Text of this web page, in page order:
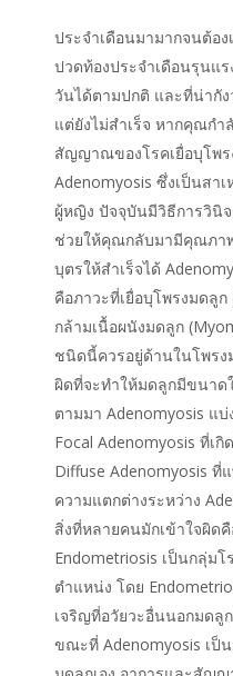
ประจำเดือนมามากจนต้อ
ปวดท้องประจำเดือนรุนแ
วันได้ตามปกติ และที่น่ากั
แต่ยังไม่สำเร็จ หากคุณก
สัญญาณของโรคเยื่อบุโพ
Adenomyosis ซึ่งเป็นสา
ผู้หญิง ปัจจุบันมีวิธีการวินิ
ช่วยให้คุณกลับมามีคุณภา
บุตรให้สำเร็จได้
คือภาวะที่เยื่อบุโพรงมดลู
กล้ามเนื้อผนังมดลูก
ชนิดนี้ควรอยู่ด้านในโพรง
ผิดที่จะทำให้มดลูกมีขนาด
ตามมา Adenomyosis แ
Focal Adenomyosis ที่เ
Diffuse Adenomyosis ที่
ความแตกต่างระหว่าง
สิ่งที่หลายคนมักเข้าใจผิด
Endometriosis เป็นกลุ่ม
ตำแหน่ง โดย
เจริญที่อวัยวะอื่นนอกมดลู
ขณะที่ Adenomyosis เป็